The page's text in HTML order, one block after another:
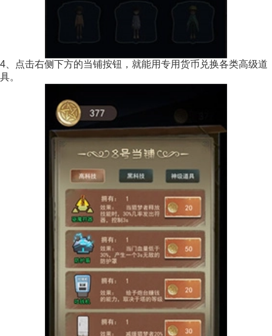
4、点击右侧下方的当铺按钮，就能用专用货币兑换各类高级道
具。